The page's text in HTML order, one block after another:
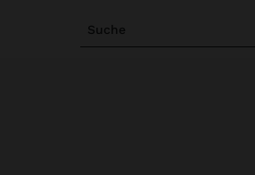
Suche